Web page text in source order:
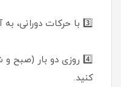
3️⃣ با حرکات دورانی، به آرامی ماساژ دهید تا جذب شود.
4️⃣ روزی دو بار (صبح
کنید.